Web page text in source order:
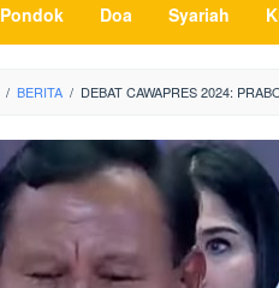
Pondok Doa Syariah
/ BERITA / DEBAT CAWAPRES 2024: